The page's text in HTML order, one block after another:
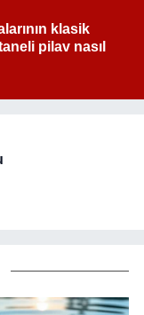
klasik
pilav nasıl